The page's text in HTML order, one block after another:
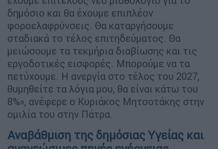
δημόσιο και θα έχουμε επιπλέον
φοροελαφρύνσεις. Θα καταργήσουμε
σταδιακά το τέλος επιτηδεύματος. Θα
μειώσουμε τα τεκμήρια διαβίωσης και τις
εργοδοτικές εισφορές. Μπορούμε να τα
πετύχουμε. Η ανεργία στο τέλος του 2027,
θυμηθείτε τα λόγια μου, θα είναι κάτω του
8%», ανέφερε ο Κυριάκος Μητσοτάκης στην
ομιλία του στην Πάτρα.
Αναβάθμιση της δημόσιας Υγείας και